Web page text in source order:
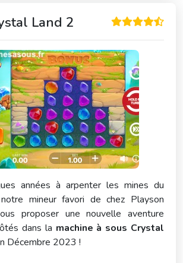
Land 2
années à arpenter les mines du
mineur favori de chez Playson
proposer une nouvelle aventure
dans la machine à sous Crystal
Décembre 2023 !